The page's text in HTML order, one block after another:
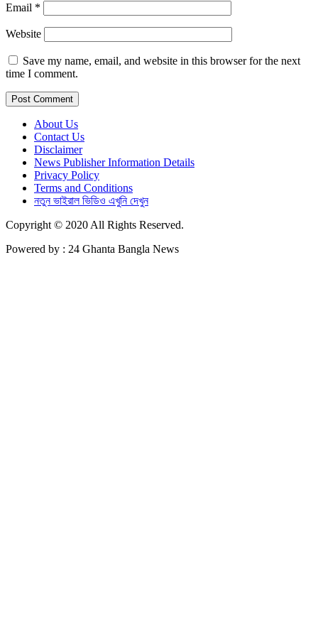
Email *
Website
Save my name, email, and website in this browser for the next
time I comment.
About Us
Contact Us
Disclaimer
News Publisher Information Details
Privacy Policy
Terms and Conditions
নতুন ভাইরাল ভিডিও এখুনি দেখুন
Copyright © 2020 All Rights Reserved.
Powered by : 24 Ghanta Bangla News